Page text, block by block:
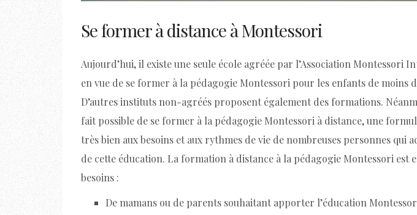
Se former à distance à Montessori
Aujourd’hui, il existe une seule école agréée par l’Association Montessori
en vue de se former à la pédagogie Montessori pour les enfants de moins
D’autres instituts non-agréés proposent également des formations.
fait possible de se former à la pédagogie Montessori à distance, une
très bien aux besoins et aux rythmes de vie de nombreuses personnes qui
de cette éducation. La formation à distance à la pédagogie Montessori est
besoins :
De mamans ou de parents souhaitant apporter l’éducation